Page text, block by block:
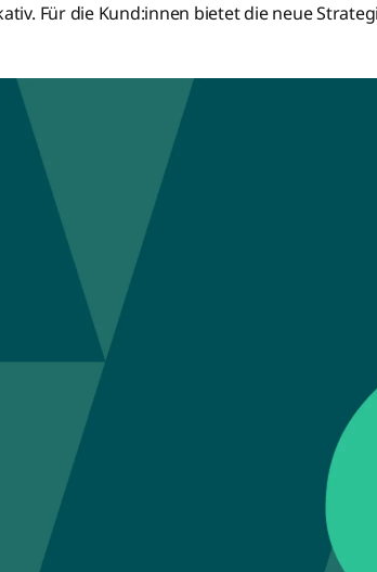
Für die Kund:innen bietet die neue